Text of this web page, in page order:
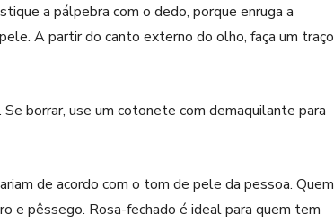
a pálpebra com o dedo, porque enruga a
A partir do canto externo do olho, faça um traço
borrar, use um cotonete com demaquilante para
de acordo com o tom de pele da pessoa. Quem
e pêssego. Rosa-fechado é ideal para quem tem